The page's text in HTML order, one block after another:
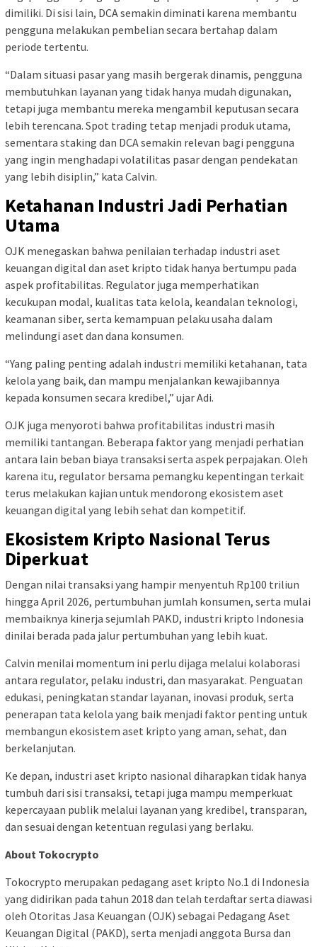
dimiliki. Di sisi lain, DCA semakin diminati karena membantu
pengguna melakukan pembelian secara bertahap dalam
periode tertentu.
“Dalam situasi pasar yang masih bergerak dinamis, pengguna
membutuhkan layanan yang tidak hanya mudah digunakan,
tetapi juga membantu mereka mengambil keputusan secara
lebih terencana. Spot trading tetap menjadi produk utama,
sementara staking dan DCA semakin relevan bagi pengguna
yang ingin menghadapi volatilitas pasar dengan pendekatan
yang lebih disiplin,” kata Calvin.
Ketahanan Industri Jadi Perhatian
Utama
OJK menegaskan bahwa penilaian terhadap industri aset
keuangan digital dan aset kripto tidak hanya bertumpu pada
aspek profitabilitas. Regulator juga memperhatikan
kecukupan modal, kualitas tata kelola, keandalan teknologi,
keamanan siber, serta kemampuan pelaku usaha dalam
melindungi aset dan dana konsumen.
“Yang paling penting adalah industri memiliki ketahanan, tata
kelola yang baik, dan mampu menjalankan kewajibannya
kepada konsumen secara kredibel,” ujar Adi.
OJK juga menyoroti bahwa profitabilitas industri masih
memiliki tantangan. Beberapa faktor yang menjadi perhatian
antara lain beban biaya transaksi serta aspek perpajakan. Oleh
karena itu, regulator bersama pemangku kepentingan terkait
terus melakukan kajian untuk mendorong ekosistem aset
keuangan digital yang lebih sehat dan kompetitif.
Ekosistem Kripto Nasional Terus
Diperkuat
Dengan nilai transaksi yang hampir menyentuh Rp100 triliun
hingga April 2026, pertumbuhan jumlah konsumen, serta mulai
membaiknya kinerja sejumlah PAKD, industri kripto Indonesia
dinilai berada pada jalur pertumbuhan yang lebih kuat.
Calvin menilai momentum ini perlu dijaga melalui kolaborasi
antara regulator, pelaku industri, dan masyarakat. Penguatan
edukasi, peningkatan standar layanan, inovasi produk, serta
penerapan tata kelola yang baik menjadi faktor penting untuk
membangun ekosistem aset kripto yang aman, sehat, dan
berkelanjutan.
Ke depan, industri aset kripto nasional diharapkan tidak hanya
tumbuh dari sisi transaksi, tetapi juga mampu memperkuat
kepercayaan publik melalui layanan yang kredibel, transparan,
dan sesuai dengan ketentuan regulasi yang berlaku.
About Tokocrypto
Tokocrypto merupakan pedagang aset kripto No.1 di Indonesia
yang didirikan pada tahun 2018 dan telah terdaftar serta diawasi
oleh Otoritas Jasa Keuangan (OJK) sebagai Pedagang Aset
Keuangan Digital (PAKD), serta menjadi anggota Bursa dan